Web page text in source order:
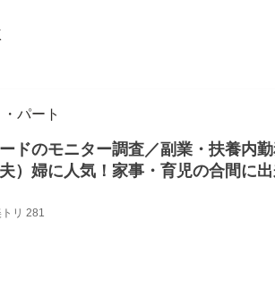
パート
ドのモニター調査／副業・扶養内
）婦に人気！家事・育児の合間に
リ 281